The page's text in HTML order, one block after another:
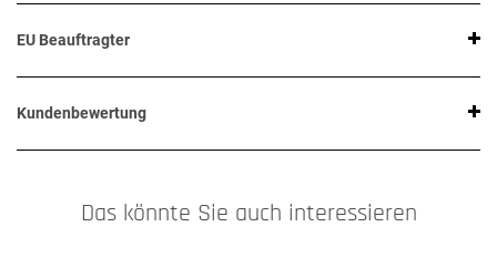
EU Beauftragter
Kundenbewertung
Das könnte Sie auch interessieren